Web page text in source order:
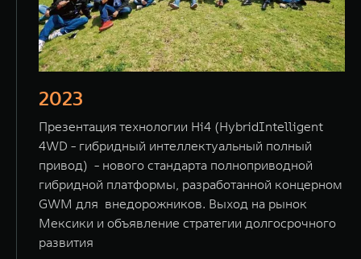
2023
Презентация технологии Hi4 (HybridIntelligent
4WD - гибридный интеллектуальный полный
привод) - нового стандарта полноприводной
гибридной платформы, разработанной концерном
GWM для внедорожников. Выход на рынок
Мексики и объявление стратегии долгосрочного
развития